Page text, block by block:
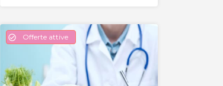
check_circle Offerte attive